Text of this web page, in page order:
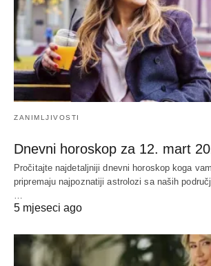
ZANIMLJIVOSTI
Dnevni horoskop za 12. mart
Pročitajte najdetaljniji dnevni horoskop koga
pripremaju najpoznatiji astrolozi sa naših
…
5 mjeseci ago